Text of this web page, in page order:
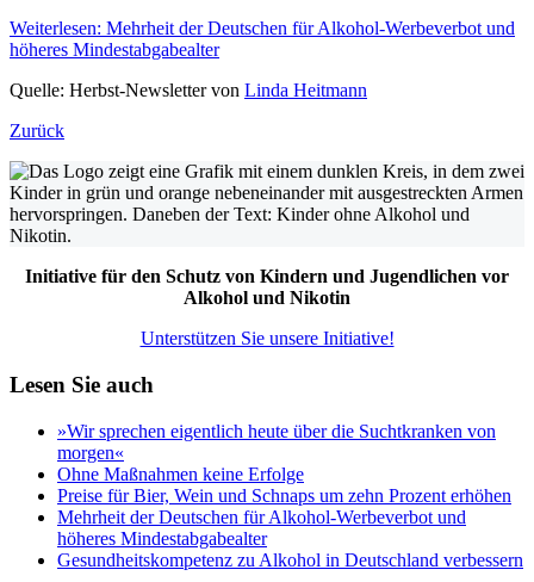
Weiterlesen: Mehrheit der Deutschen für Alkohol-Werbeverbot und
höheres Mindestabgabealter
Quelle: Herbst-Newsletter von Linda Heitmann
Zurück
Initiative für den Schutz von Kindern und Jugendlichen vor
Alkohol und Nikotin
Unterstützen Sie unsere Initiative!
Lesen Sie auch
»Wir sprechen eigentlich heute über die Suchtkranken von
morgen«
Ohne Maßnahmen keine Erfolge
Preise für Bier, Wein und Schnaps um zehn Prozent erhöhen
Mehrheit der Deutschen für Alkohol-Werbeverbot und
höheres Mindestabgabealter
Gesundheitskompetenz zu Alkohol in Deutschland verbessern